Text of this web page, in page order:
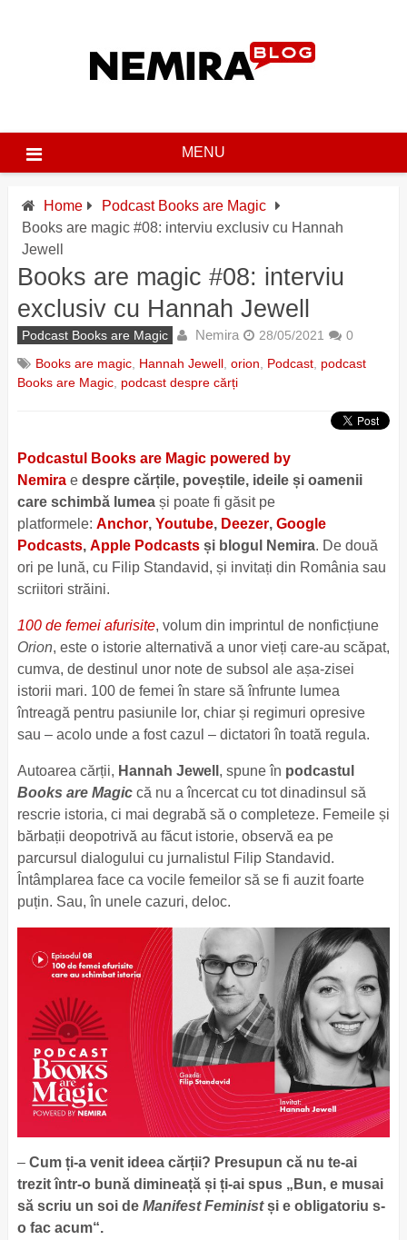
MENU
Home
Podcast Books are Magic
Books are magic #08: interviu exclusiv cu Hannah
Jewell
Books are magic #08: interviu
exclusiv cu Hannah Jewell
Podcast Books are Magic Nemira 28/05/2021
0
Books are magic, Hannah Jewell, orion Podcast, podcast
Books are Magic, podcast despre cărți
Podcastul Books are Magic powered by
Nemira e despre cărțile, poveștile, ideile și oamenii
care schimbă lumeași poate fi găsit pe
platformele: Anchor, Youtube, Deezer, Google
Podcasts, Apple Podcastsși blogul Nemira. De două
ori pe lună, cu Filip Standavid, și invitați din România sau
scriitori străini.
100 de femei afurisite, volum din imprintul de nonficțiune
Orion, este o istorie alternativă a unor vieți care-au scăpat,
cumva, de destinul unor note de subsol ale așa-zisei
istorii mari. 100 de femei în stare să înfrunte lumea
întreagă pentru pasiunile lor, chiar și regimuri opresive
sau – acolo unde a fost cazul – dictatori în toată regula.
Autoarea cărții, Hannah Jewell , spune în podcastul
Books are Magiccă nu a încercat cu tot dinadinsul să
rescrie istoria, ci mai degrabă să o completeze. Femeile și
bărbații deopotrivă au făcut istorie, observă ea pe
parcursul dialogului cu jurnalistul Filip Standavid.
Întâmplarea face ca vocile femeilor să se fi auzit foarte
puțin. Sau, în unele cazuri, deloc.
– Cum ți-a venit ideea cărții? Presupun că nu te-ai
trezit într-o bună dimineață și ți-ai spus „Bun, e musai
să scriu un soi de Manifest Feministși e obligatoriu s-
o fac acum“.